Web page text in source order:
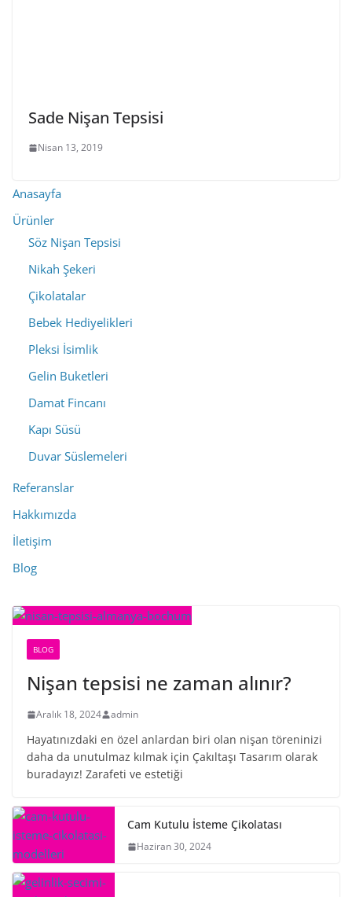
Sade Nişan Tepsisi
Nisan 13, 2019
Anasayfa
Ürünler
Söz Nişan Tepsisi
Nikah Şekeri
Çikolatalar
Bebek Hediyelikleri
Pleksi İsimlik
Gelin Buketleri
Damat Fincanı
Kapı Süsü
Duvar Süslemeleri
Referanslar
Hakkımızda
İletişim
Blog
BLOG
Nişan tepsisi ne zaman alınır?
Aralık 18, 2024 admin
Hayatınızdaki en özel anlardan biri olan nişan töreninizi
daha da unutulmaz kılmak için Çakıltaşı Tasarım olarak
buradayız! Zarafeti ve estetiği
Cam Kutulu İsteme Çikolatası
Haziran 30, 2024